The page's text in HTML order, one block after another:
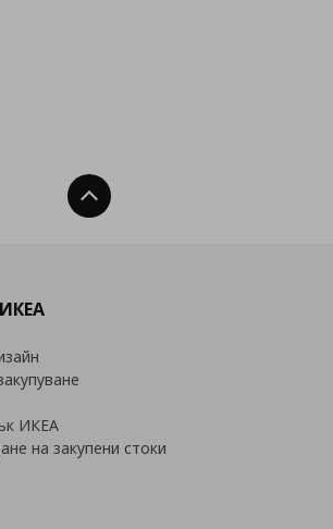
списъка с любими
Нагоре
ИКЕА
на закупени стоки